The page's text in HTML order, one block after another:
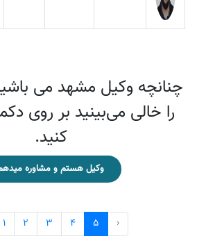
چنانچه وکیل مشهد می
را خالی می‌بینید بر روی
کنید.
وکیل هستم و مشاوره
1 2 3 4 5 ›